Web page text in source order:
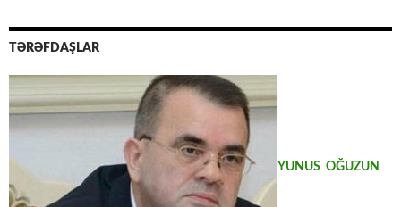
TƏRƏFDAŞLAR
YUNUS OĞUZUN